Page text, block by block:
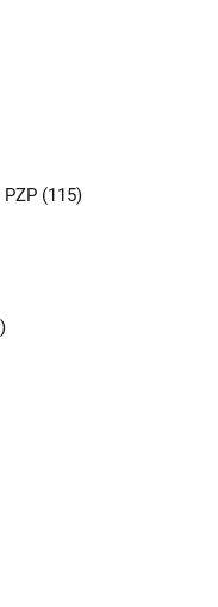
(115)